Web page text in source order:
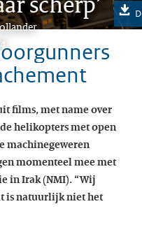
films, met name over
helikopters met open
machinegeweren
momenteel mee met
in Irak (NMI). “Wij
is natuurlijk niet het